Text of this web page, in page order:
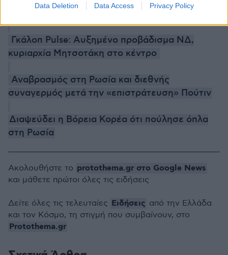
Data Deletion Data Access Privacy Policy
Γκάλοπ Pulse: Αυξημένο προβάδισμα ΝΔ,
κυριαρχία Μητσοτάκη στο κέντρο
Αναβρασμός στη Ρωσία και διεθνής
συναγερμός μετά την «επιστράτευση» Πούτιν
Διαψεύδει η Βόρεια Κορέα ότι πούλησε όπλα
στη Ρωσία
Ακολουθήστε το protothema.gr στο Google News
και μάθετε πρώτοι όλες τις ειδήσεις
Δείτε όλες τις τελευταίες Ειδήσεις από την Ελλάδα
και τον Κόσμο, τη στιγμή που συμβαίνουν, στο
Protothema.gr